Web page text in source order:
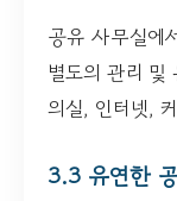
공유 사무실에
별도의 관리 및
의실, 인터넷,
3.3 유연한